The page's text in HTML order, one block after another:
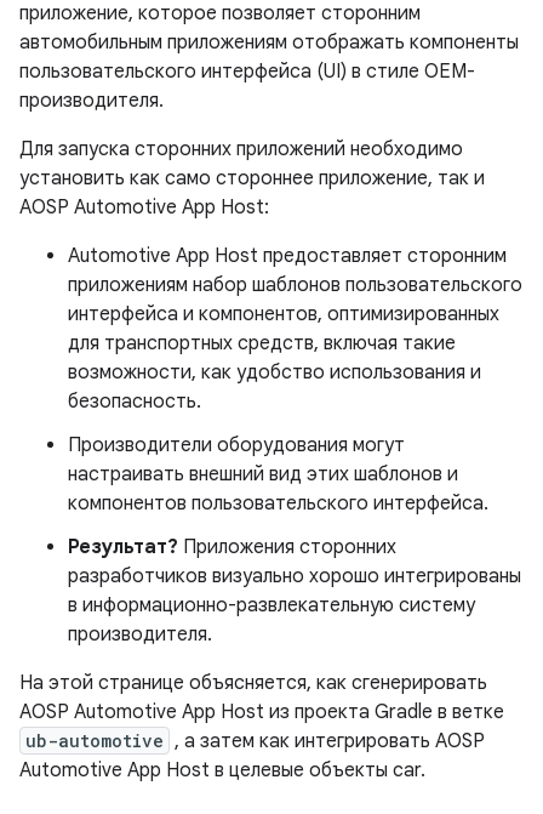
приложение, которое позволяет сторонним
автомобильным приложениям отображать компоненты
пользовательского интерфейса (UI) в стиле OEM-
производителя.
Для запуска сторонних приложений необходимо
установить как само стороннее приложение, так и
AOSP Automotive App Host:
Automotive App Host предоставляет сторонним
приложениям набор шаблонов пользовательского
интерфейса и компонентов, оптимизированных
для транспортных средств, включая такие
возможности, как удобство использования и
безопасность.
Производители оборудования могут
настраивать внешний вид этих шаблонов и
компонентов пользовательского интерфейса.
Результат? Приложения сторонних
разработчиков визуально хорошо интегрированы
в информационно-развлекательную систему
производителя.
На этой странице объясняется, как сгенерировать
AOSP Automotive App Host из проекта Gradle в ветке
ub-automotive , а затем как интегрировать AOSP
Automotive App Host в целевые объекты car.